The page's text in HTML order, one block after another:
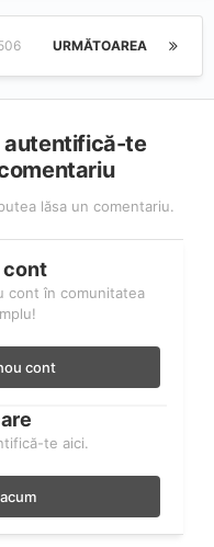
URMĂTOAREA
autentifică-te
lăsa un comentariu.
cont
cont în comunitatea
cont
te aici.